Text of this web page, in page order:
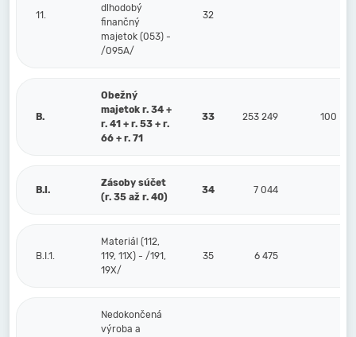
11.
dlhodobý
finančný
majetok (053) -
/095A/
32
B.
Obežný
majetok r. 34 +
r. 41 + r. 53 + r.
66 + r. 71
33 253 249 100
B.I.
Zásoby súčet
(r. 35 až r. 40)
34 7 044
B.I.1.
Materiál (112,
119, 11X) - /191,
19X/
35 6 475
Nedokončená
výroba a